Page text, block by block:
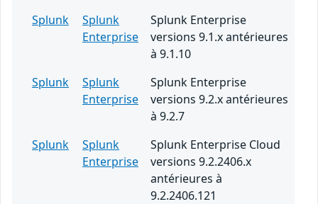
Splunk
Splunk
Enterprise
Splunk Enterprise
versions 9.1.x antérieures
à 9.1.10
Splunk
Splunk
Enterprise
Splunk Enterprise
versions 9.2.x antérieures
à 9.2.7
Splunk
Splunk
Enterprise
Splunk Enterprise Cloud
versions 9.2.2406.x
antérieures à
9.2.2406.121